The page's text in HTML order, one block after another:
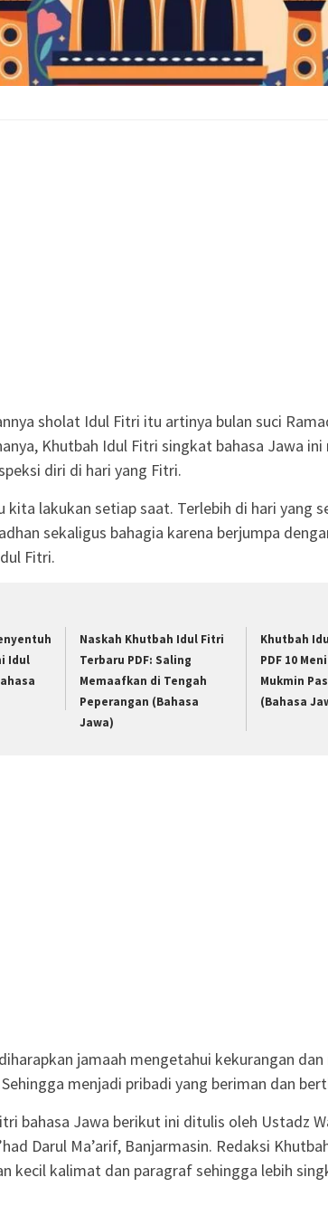
sholat Idul Fitri itu artinya bulan suci
Khutbah Idul Fitri singkat bahasa Jawa
diri di hari yang Fitri.
kita lakukan setiap saat. Terlebih di hari yang
sekaligus bahagia karena berjumpa
Fitri.
Idul
Naskah Khutbah Idul Fitri
Terbaru PDF: Saling
Memaafkan di Tengah
Peperangan (Bahasa
Jawa)
Khutbah
PDF 10
Mukmin
(Bahasa
jamaah mengetahui kekurangan
menjadi pribadi yang beriman dan
bahasa Jawa berikut ini ditulis oleh Ustadz
Darul Ma’arif, Banjarmasin. Redaksi
kecil kalimat dan paragraf sehingga lebih